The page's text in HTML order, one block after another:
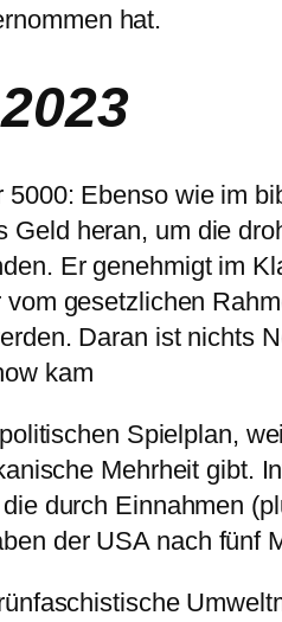
hat.
5000: Ebenso wie im
Geld heran, um die
Er genehmigt im
vom gesetzlichen
Daran ist nichts
kam
Spielplan,
Mehrheit gibt.
durch Einnahmen
der USA nach fünf